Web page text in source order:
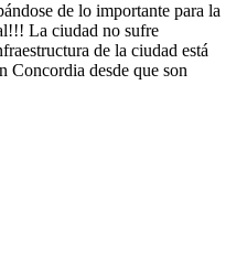
de lo importante para la
La ciudad no sufre
de la ciudad está
Concordia desde que son